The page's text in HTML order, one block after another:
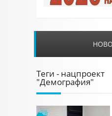
Теги - нацпроект
"Демография"